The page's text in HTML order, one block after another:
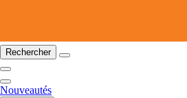
Rechercher
Nouveautés